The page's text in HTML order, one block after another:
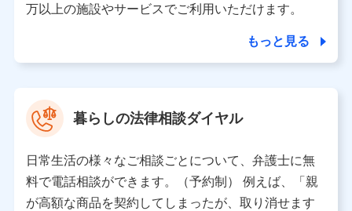
株式会社NTTドコモ 代表取締役社長 前田 義晃
東京都中央区日本橋人形町2-14-10 アーバンネット日本橋
ビル 3F
※ 当社および株式会社NTTドコモは、お客さまの情報を利
データ憲章」に定める行動原則を順守します 。
※ パーソナルデータダッシュボードの「第三者提供の管
理」の設定状態にかかわらず、共同利用する場合がありま
万以上の施設やサービスでご利用いただけます。
もっと見る
暮らしの法律相談ダイヤル
日常生活の様々なご相談ごとについて、弁護士に無
料で電話相談ができます。（予約制） 例えば、「親
が高額な商品を契約してしまったが、取り消せます